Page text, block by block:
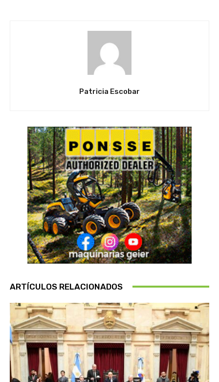
Patricia Escobar
ARTÍCULOS RELACIONADOS